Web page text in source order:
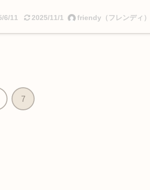
6/11 2025/11/1 friendy（フレンディ）
7